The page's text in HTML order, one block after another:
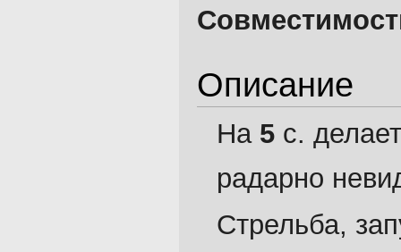
Описание
На 5 с.
радарно
Стрельба,